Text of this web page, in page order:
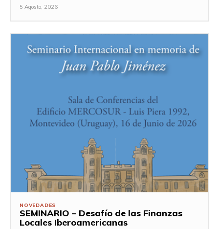
5 Agosto, 2026
NOVEDADES
SEMINARIO – Desafío de las Finanzas
Locales Iberoamericanas